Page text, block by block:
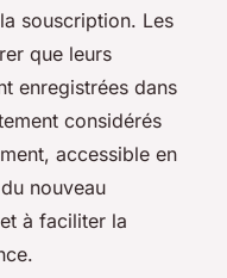
souscription. Les
que leurs
enregistrées dans
considérés
accessible en
nouveau
à faciliter la